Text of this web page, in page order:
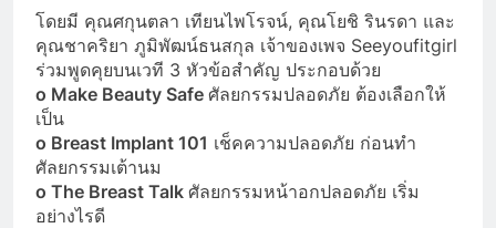
โดยมี คุณศกุนตลา เทียนไพโรจน์, คุณโยชิ รินรดา และ
คุณชาคริยา ภูมิพัฒน์ธนสกุล เจ้าของเพจ Seeyoufitgirl
ร่วมพูดคุยบนเวที 3 หัวข้อสำคัญ ประกอบด้วย
o Make Beauty Safe ศัลยกรรมปลอดภัย ต้องเลือกให้
เป็น
o Breast Implant 101 เช็คความปลอดภัย ก่อนทำ
ศัลยกรรมเต้านม
o The Breast Talk ศัลยกรรมหน้าอกปลอดภัย เริ่ม
อย่างไรดี